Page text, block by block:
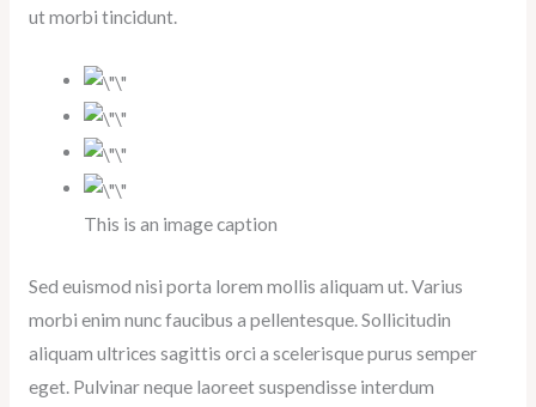
ut morbi tincidunt.
This is an image caption
Sed euismod nisi porta lorem mollis aliquam ut. Varius
morbi enim nunc faucibus a pellentesque. Sollicitudin
aliquam ultrices sagittis orci a scelerisque purus semper
eget. Pulvinar neque laoreet suspendisse interdum